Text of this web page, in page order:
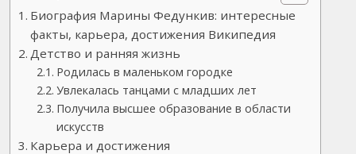
Биография Марины Федункив: интересные
факты, карьера, достижения Википедия
Детство и ранняя жизнь
Родилась в маленьком городке
Увлекалась танцами с младших лет
Получила высшее образование в области
искусств
Карьера и достижения